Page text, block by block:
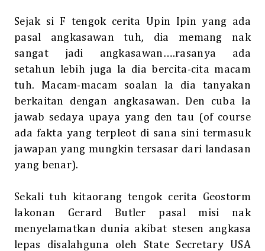
Sejak si F tengok cerita Upin Ipin yang ada
pasal angkasawan tuh, dia memang nak
sangat jadi angkasawan….rasanya ada
setahun lebih juga la dia bercita-cita macam
tuh. Macam-macam soalan la dia tanyakan
berkaitan dengan angkasawan. Den cuba la
jawab sedaya upaya yang den tau (of course
ada fakta yang terpleot di sana sini termasuk
jawapan yang mungkin tersasar dari landasan
yang benar).
Sekali tuh kitaorang tengok cerita Geostorm
lakonan Gerard Butler pasal misi nak
menyelamatkan dunia akibat stesen angkasa
lepas disalahguna oleh State Secretary USA